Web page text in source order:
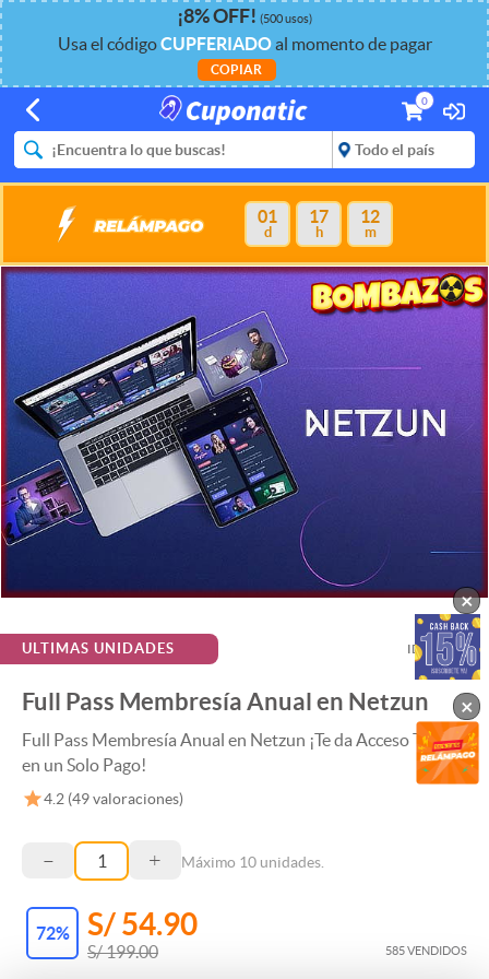
¡8%OFF! (500 usos)
Usa el códigoCUPFERIADOal momento de pagar
COPIAR
0
01
d
17
h
12
m
ULTIMAS UNIDADES ID: 119393
Full Pass Membresía Anual en Netzun
Full Pass Membresía Anual en Netzun ¡Te da Acceso Total
en un Solo Pago!
4.2 (49 valoraciones)
– + Máximo 10 unidades.
72% S/ 54.90
S/ 199.00 585 VENDIDOS
×
×